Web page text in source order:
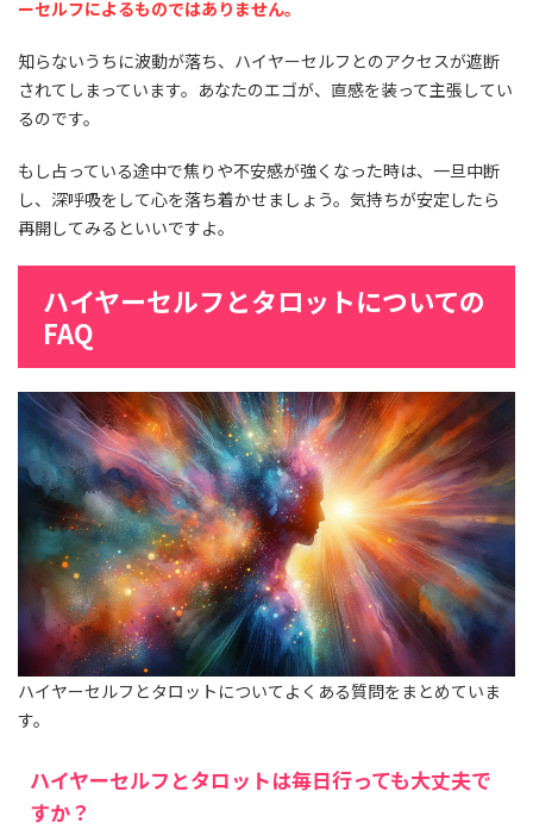
ーセルフによるものではありません。
知らないうちに波動が落ち、ハイヤーセルフとのアクセスが遮断
されてしまっています。あなたのエゴが、直感を装って主張してい
るのです。
もし占っている途中で焦りや不安感が強くなった時は、一旦中断
し、深呼吸をして心を落ち着かせましょう。気持ちが安定したら
再開してみるといいですよ。
ハイヤーセルフとタロットについての
FAQ
ハイヤーセルフとタロットについてよくある質問をまとめていま
す。
ハイヤーセルフとタロットは毎日行っても大丈夫で
すか？